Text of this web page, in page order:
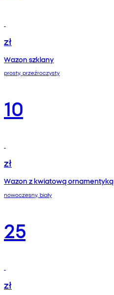
zł
Wazon szklany
prosty, przeźroczysty
10
zł
Wazon z kwiatową ornamentyką
nowoczesny, biały
25
zł